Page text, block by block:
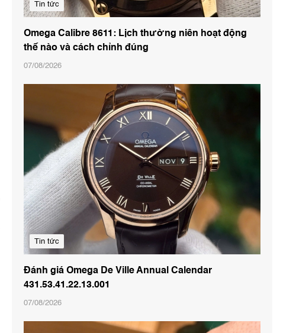
Tin tức
Omega Calibre 8611: Lịch thường niên hoạt động
thế nào và cách chỉnh đúng
07/08/2026
Tin tức
Đánh giá Omega De Ville Annual Calendar
431.53.41.22.13.001
07/08/2026